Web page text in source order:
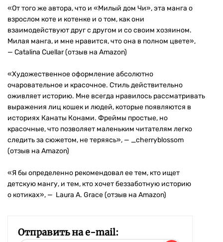
«От того же автора, что и «Милый дом Чи», эта манга о
взрослом коте и котенке и о том, как они
взаимодействуют друг с другом и со своим хозяином.
Милая манга, и мне нравится, что она в полном цвете»,
— Catalina Cuellar (отзыв на Amazon)
«Художественное оформление абсолютно
очаровательное и красочное. Стиль действительно
оживляет историю. Мне всегда нравилось рассматривать
выражения лиц кошек и людей, которые появляются в
историях Канаты Конами. Фреймы простые, но
красочные, что позволяет маленьким читателям легко
следить за сюжетом, не теряясь», — _cherryblossom
(отзыв на Amazon)
«Я бы определенно рекомендовал ее тем, кто ищет
детскую мангу, и тем, кто хочет беззаботную историю
о котиках», — Laura A. Grace (отзыв на Amazon)
Отправить на e-mail: